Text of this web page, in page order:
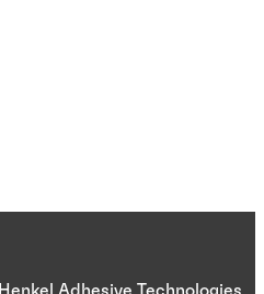
Henkel Adhesive Technologies